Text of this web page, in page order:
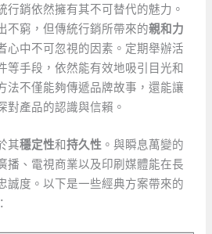
行銷依然擁有其不可替代的魅力。
不窮，但傳統行銷所帶來的親和力
心中不可忽視的因素。定期舉辦活
等手段，依然能有效地吸引目光和
法不僅能夠傳遞品牌故事，還能讓
對產品的認識與信賴。
其穩定性和持久性 。與瞬息萬變的
播、電視商業以及印刷媒體能在長
誠度。以下是一些經典方案帶來的